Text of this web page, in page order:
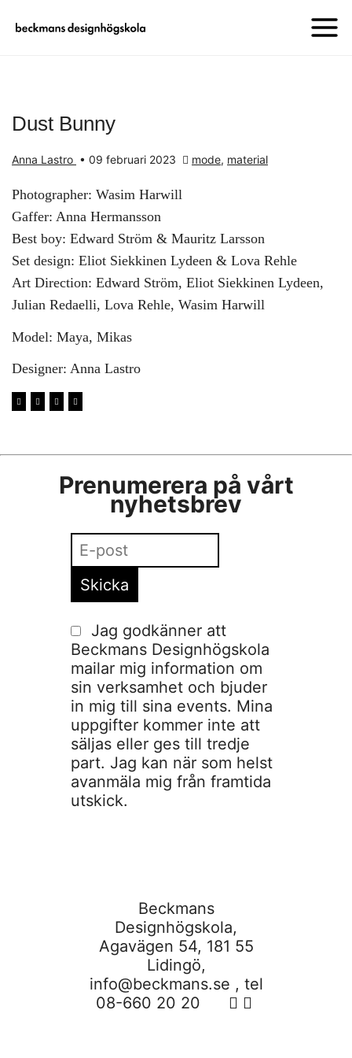
Dust Bunny
Anna Lastro • 09 februari 2023 mode, material
Photographer: Wasim Harwill
Gaffer: Anna Hermansson
Best boy: Edward Ström & Mauritz Larsson
Set design: Eliot Siekkinen Lydeen & Lova Rehle
Art Direction: Edward Ström, Eliot Siekkinen Lydeen,
Julian Redaelli, Lova Rehle, Wasim Harwill
Model: Maya, Mikas
Designer: Anna Lastro
Prenumerera på vårt
nyhetsbrev
Jag godkänner att
Beckmans Designhögskola
mailar mig information om
sin verksamhet och bjuder
in mig till sina events. Mina
uppgifter kommer inte att
säljas eller ges till tredje
part. Jag kan när som helst
avanmäla mig från framtida
utskick.
Beckmans
Designhögskola,
Agavägen 54, 181 55
Lidingö,
info@beckmans.se , tel
08-660 20 20